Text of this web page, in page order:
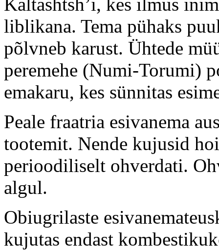
liblikana. Tema pühaks
põlvneb karust. Ühtede
peremehe (Numi-Torumi)
emakaru, kes sünnitas
Peale fraatria esivanema
tootemit. Nende kujusid
perioodiliselt ohverdati.
algul.
Obiugrilaste
kujutas endast